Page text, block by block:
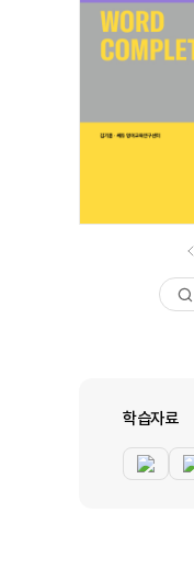
학습자료